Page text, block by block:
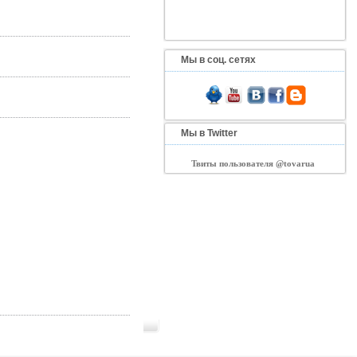
Мы в соц. сетях
Мы в Twitter
Твиты пользователя @tovarua